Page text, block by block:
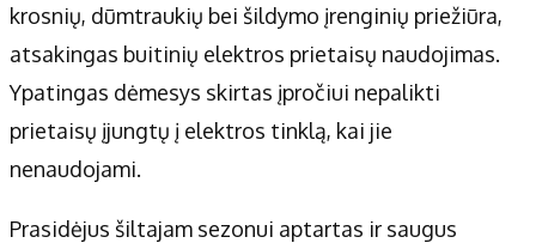
krosnių, dūmtraukių bei šildymo įrenginių priežiūra,
atsakingas buitinių elektros prietaisų naudojimas.
Ypatingas dėmesys skirtas įpročiui nepalikti
prietaisų įjungtų į elektros tinklą, kai jie
nenaudojami.
Prasidėjus šiltajam sezonui aptartas ir saugus